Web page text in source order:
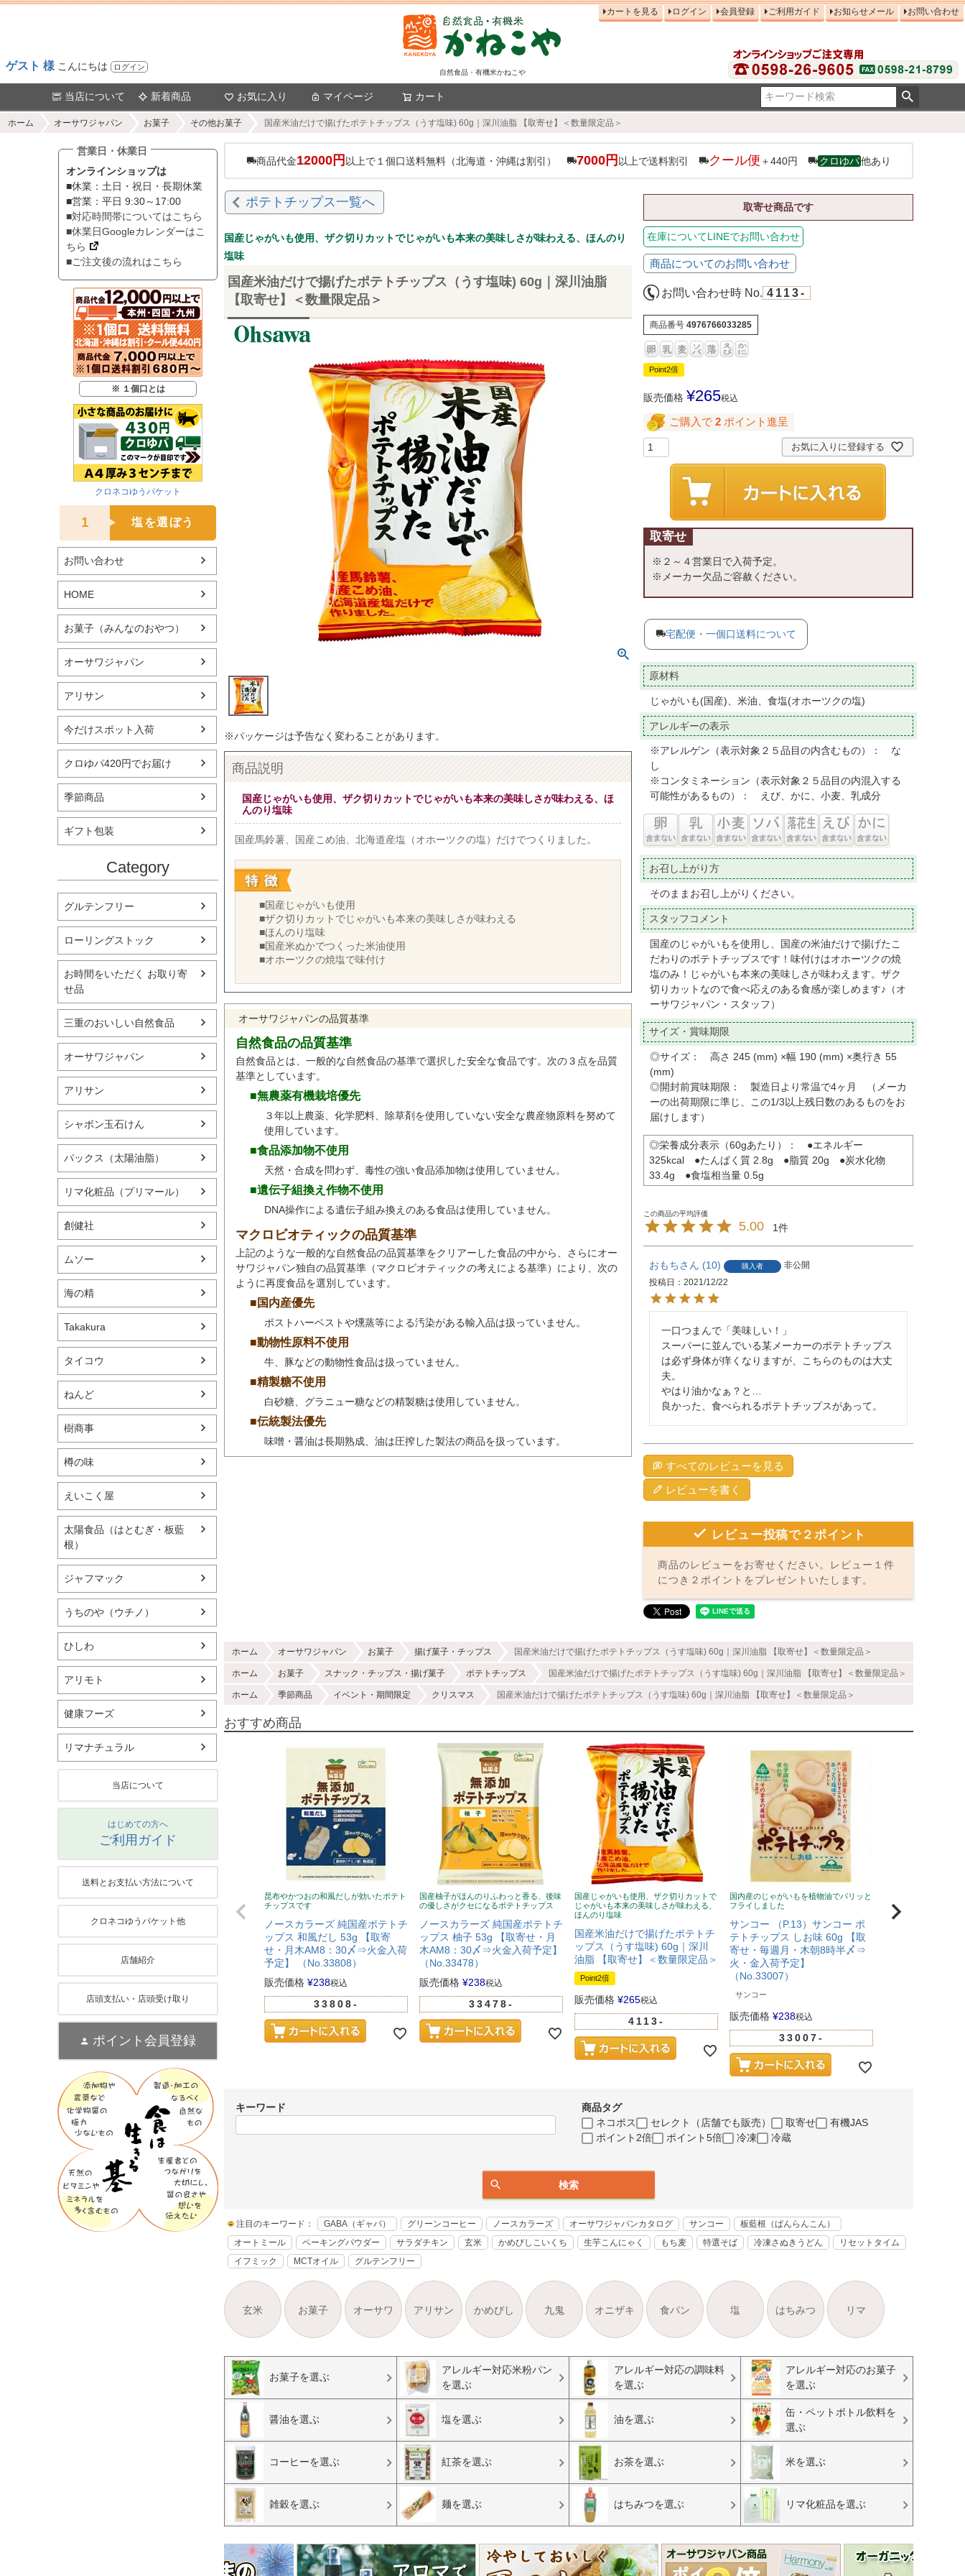
ゲスト 様 こんにちは ログイン
自然食品・有機米かねこや
カートを見る ログイン 会員登録 ご利用ガイド お知らせメール お問い合わせ
当店について 新着商品 お気に入り マイページ カート
ホーム オーサワジャパン お菓子 その他お菓子 国産米油だけで揚げたポテトチップス（うす塩味) 60g｜深川油脂 【取寄せ】＜数量限定品＞
営業日・休業日
オンラインショップは
■休業：土日・祝日・長期休業
■営業：平日 9:30～17:00
■対応時間帯についてはこちら
■休業日Googleカレンダーはこ
ちら
■ご注文後の流れはこちら
※ １個口とは
クロネコゆうパケット
1 塩を選ぼう
お問い合わせ
HOME
お菓子（みんなのおやつ）
オーサワジャパン
アリサン
今だけスポット入荷
クロゆパ420円でお届け
季節商品
ギフト包装
Category
グルテンフリー
ローリングストック
お時間をいただく お取り寄
せ品
三重のおいしい自然食品
オーサワジャパン
アリサン
シャボン玉石けん
パックス（太陽油脂）
リマ化粧品（プリマール）
創健社
ムソー
海の精
Takakura
タイコウ
ねんど
樹商事
樽の味
えいこく屋
太陽食品（はとむぎ・板藍
根）
ジャフマック
うちのや（ウチノ）
ひしわ
アリモト
健康フーズ
リマナチュラル
当店について
はじめての方へ
ご利用ガイド
送料とお支払い方法について
クロネコゆうパケット他
店舗紹介
店頭支払い・店頭受け取り
ポイント会員登録
商品代金12000円 以上で１個口送料無料（北海道・沖縄は割引） 7000円 以上で送料割引 クール便 ＋440円 クロゆパ他あり
ポテトチップス一覧へ
国産じゃがいも使用、ザク切りカットでじゃがいも本来の美味しさが味わえる、ほんのり
塩味
国産米油だけで揚げたポテトチップス（うす塩味) 60g｜深川油脂
【取寄せ】＜数量限定品＞
※パッケージは予告なく変わることがあります。
商品説明
国産じゃがいも使用、ザク切りカットでじゃがいも本来の美味しさが味わえる、ほ
んのり塩味
国産馬鈴薯、国産こめ油、北海道産塩（オホーツクの塩）だけでつくりました。
■国産じゃがいも使用
■ザク切りカットでじゃがいも本来の美味しさが味わえる
■ほんのり塩味
■国産米ぬかでつくった米油使用
■オホーツクの焼塩で味付け
オーサワジャパンの品質基準
自然食品の品質基準
自然食品とは、一般的な自然食品の基準で選択した安全な食品です。次の３点を品質
基準としています。
■無農薬有機栽培優先
３年以上農薬、化学肥料、除草剤を使用していない安全な農産物原料を努めて
使用しています。
■食品添加物不使用
天然・合成を問わず、毒性の強い食品添加物は使用していません。
■遺伝子組換え作物不使用
DNA操作による遺伝子組み換えのある食品は使用していません。
マクロビオティックの品質基準
上記のような一般的な自然食品の品質基準をクリアーした食品の中から、さらにオー
サワジャパン独自の品質基準（マクロビオティックの考えによる基準）により、次の
ように再度食品を選別しています。
■国内産優先
ポストハーベストや燻蒸等による汚染がある輸入品は扱っていません。
■動物性原料不使用
牛、豚などの動物性食品は扱っていません。
■精製糖不使用
白砂糖、グラニュー糖などの精製糖は使用していません。
■伝統製法優先
味噌・醤油は長期熟成、油は圧搾した製法の商品を扱っています。
取寄せ商品です
在庫についてLINEでお問い合わせ
商品についてのお問い合わせ
お問い合わせ時 No. 4113-
商品番号 4976766033285
Point2倍
販売価格 ¥265税込
ご購入で 2 ポイント進呈
お気に入りに登録する
取寄せ
※２～４営業日で入荷予定。
※メーカー欠品ご容赦ください。
宅配便・一個口送料について
原材料
じゃがいも(国産)、米油、食塩(オホーツクの塩)
アレルギーの表示
※アレルゲン（表示対象２５品目の内含むもの）： な
し
※コンタミネーション（表示対象２５品目の内混入する
可能性があるもの）： えび、かに、小麦、乳成分
お召し上がり方
そのままお召し上がりください。
スタッフコメント
国産のじゃがいもを使用し、国産の米油だけで揚げたこ
だわりのポテトチップスです！味付けはオホーツクの焼
塩のみ！じゃがいも本来の美味しさが味わえます。ザク
切りカットなので食べ応えのある食感が楽しめます♪（オ
ーサワジャパン・スタッフ）
サイズ・賞味期限
◎サイズ： 高さ 245 (mm) ×幅 190 (mm) ×奥行き 55
(mm)
◎開封前賞味期限： 製造日より常温で4ヶ月 （メーカ
ーの出荷期限に準じ、この1/3以上残日数のあるものをお
届けします）
◎栄養成分表示（60gあたり）： ●エネルギー
325kcal ●たんぱく質 2.8g ●脂質 20g ●炭水化物
33.4g ●食塩相当量 0.5g
5.00 1
おもち 10 購入者
非公開
投稿日
2021/12/22
一口つまんで「美味しい！」
スーパーに並んでいる某メーカーのポテトチップス
は必ず身体が痒くなりますが、こちらのものは大丈
夫。
やはり油かなぁ？と…
良かった、食べられるポテトチップスがあって。
すべてのレビューを見る
レビューを書く
レビュー投稿で２ポイント
商品のレビューをお寄せください。レビュー１件
につき２ポイントをプレゼントいたします。
ホーム オーサワジャパン お菓子 揚げ菓子・チップス 国産米油だけで揚げたポテトチップス（うす塩味) 60g｜深川油脂 【取寄せ】＜数量限定品＞
ホーム お菓子 スナック・チップス・揚げ菓子 ポテトチップス 国産米油だけで揚げたポテトチップス（うす塩味) 60g｜深川油脂 【取寄せ】＜数量限定品＞
ホーム 季節商品 イベント・期間限定 クリスマス 国産米油だけで揚げたポテトチップス（うす塩味) 60g｜深川油脂 【取寄せ】＜数量限定品＞
おすすめ商品
昆布やかつおの和風だしが効いたポテト
チップスです
ノースカラーズ 純国産ポテトチ
ップス 和風だし 53g 【取寄
せ・月木AM8：30〆⇒火金入荷
予定】 （No.33808）
販売価格 ¥238税込
33808-
国産柚子がほんのりふわっと香る、後味
の優しさがクセになるポテトチップス
ノースカラーズ 純国産ポテトチ
ップス 柚子 53g 【取寄せ・月
木AM8：30〆⇒火金入荷予定】
（No.33478）
販売価格 ¥238税込
33478-
国産じゃがいも使用、ザク切りカットで
じゃがいも本来の美味しさが味わえる、
ほんのり塩味
国産米油だけで揚げたポテトチ
ップス（うす塩味) 60g｜深川
油脂 【取寄せ】＜数量限定品＞
Point2倍
販売価格 ¥265税込
4113-
国内産のじゃがいもを植物油でパリッと
フライしました
サンコー （P.13）サンコー ポ
テトチップス しお味 60g 【取
寄せ・毎週月・木朝8時半〆⇒
火・金入荷予定】
（No.33007）
サンコー
販売価格 ¥238税込
33007-
用せず、素材の風味
キーワード
商品タグ
ネコポス
セレクト（店舗でも販売） 取寄せ
有機JAS
ポイント2倍
ポイント5倍 冷凍 冷蔵
検索
注目のキーワード： GABA（ギャバ） グリーンコーヒー ノースカラーズ オーサワジャパンカタログ サンコー
板藍根（ばんらんこん）
オートミール
ベーキングパウダー サラダチキン 玄米 かめびしこいくち 生芋こんにゃく もち麦 特選そば 冷凍さぬきうどん
リセットタイム
イフミック
MCTオイル グルテンフリー
玄米 お菓子 オーサワ アリサン かめびし 九鬼 オニザキ 食パン 塩 はちみつ リマ
お菓子を選ぶ
アレルギー対応米粉パン
を選ぶ
アレルギー対応の調味料
を選ぶ
アレルギー対応のお菓子
を選ぶ
醤油を選ぶ 塩を選ぶ 油を選ぶ
缶・ペットボトル飲料を
選ぶ
コーヒーを選ぶ 紅茶を選ぶ お茶を選ぶ 米を選ぶ
雑穀を選ぶ 麺を選ぶ はちみつを選ぶ リマ化粧品を選ぶ